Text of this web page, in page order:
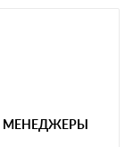
МЕНЕДЖЕРЫ